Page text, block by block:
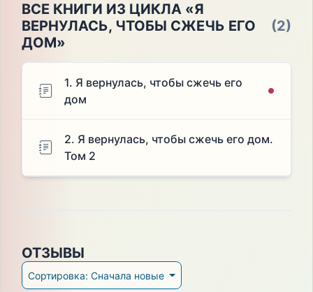
ВСЕ КНИГИ ИЗ ЦИКЛА «Я
ВЕРНУЛАСЬ, ЧТОБЫ СЖЕЧЬ ЕГО
ДОМ»
(2)
1. Я вернулась, чтобы сжечь его
дом
2. Я вернулась, чтобы сжечь его дом.
Том 2
ОТЗЫВЫ
Сортировка: Сначала новые